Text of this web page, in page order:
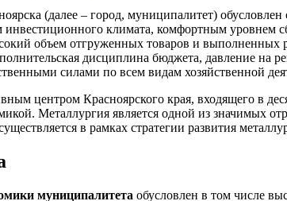
(далее – город, муниципалитет)
климата, комфортным уровнем
объем отгруженных товаров и выполненных
дисциплина бюджета, давление
силами по всем видам хозяйственной
центром Красноярского края, входящего в
Металлургия является одной из значимых
в рамках стратегии развития
муниципалитета обусловлен в том числе